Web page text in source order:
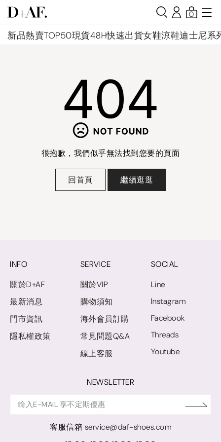
新品熱賣TOP50現貨48H快速出貨女鞋涼鞋迪士尼系
0
很抱歉，我們似乎無法找到您要的頁面
回首頁 繼續逛逛
INFO
關於D+AF
最新消息
門市資訊
隱私權政策
SERVICE
關於VIP
購物須知
海外會員訂購
常見問題Q&A
線上客服
SOCIAL
Line
Instagram
Facebook
Threads
Youtube
NEWSLETTER
客服信箱 service@daf-shoes.com